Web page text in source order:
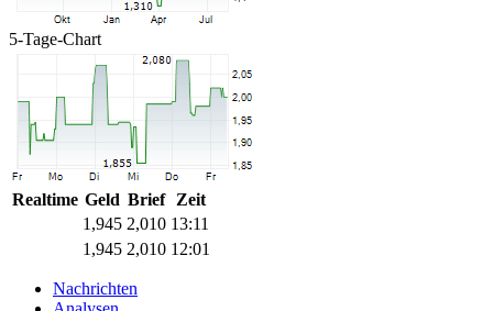
5-Tage-Chart
Realtime Geld Brief
Zeit
1,945 2,010 13:11
1,945 2,010 12:01
Nachrichten